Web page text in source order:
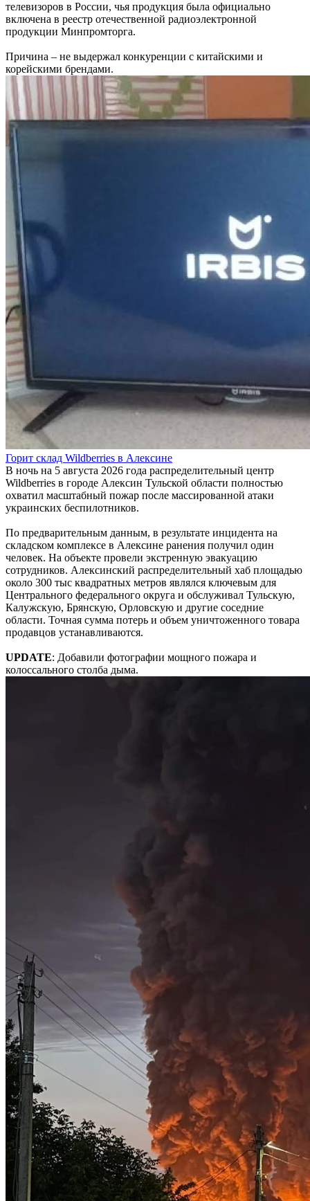
телевизоров в России, чья продукция была официально
включена в реестр отечественной радиоэлектронной
продукции Минпромторга.
Причина – не выдержал конкуренции с китайскими и
корейскими брендами.
Горит склад Wildberries в Алексине
В ночь на 5 августа 2026 года распределительный центр
Wildberries в городе Алексин Тульской области полностью
охватил масштабный пожар после массированной атаки
украинских беспилотников.
По предварительным данным, в результате инцидента на
складском комплексе в Алексине ранения получил один
человек. На объекте провели экстренную эвакуацию
сотрудников. Алексинский распределительный хаб площадью
около 300 тыс квадратных метров являлся ключевым для
Центрального федерального округа и обслуживал Тульскую,
Калужскую, Брянскую, Орловскую и другие соседние
области. Точная сумма потерь и объем уничтоженного товара
продавцов устанавливаются.
UPDATE: Добавили фотографии мощного пожара и
колоссального столба дыма.